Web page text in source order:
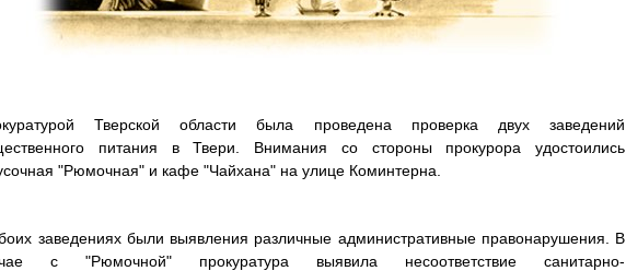
Тверской области была проведена проверка двух заведений
питания в Твери. Внимания со стороны прокурора удостоились
"Рюмочная" и кафе "Чайхана" на улице Коминтерна.
заведениях были выявления различные административные правонарушения. В
с "Рюмочной" прокуратура выявила несоответствие санитарно-